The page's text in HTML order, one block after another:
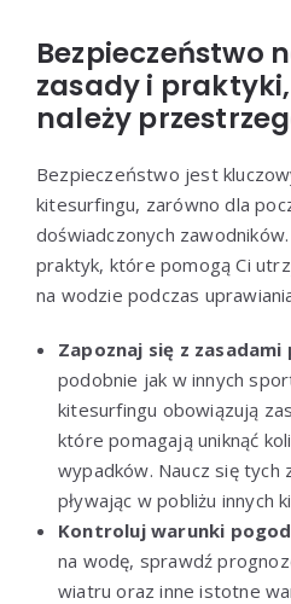
Bezpieczeństwo
zasady i
należy
Bezpieczeństwo jest
kitesurfingu, zarówno dla
doświadczonych
praktyk, które pomogą Ci
na wodzie podczas
Zapoznaj się z
podobnie jak w innych
kitesurfingu obowiązują
które pomagają uniknąć
wypadków. Naucz się tych
pływając w pobliżu innych
Kontroluj warunki
na wodę, sprawdź
wiatru oraz inne istotne